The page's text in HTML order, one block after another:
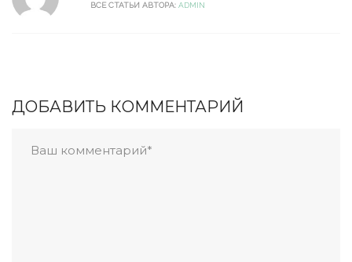
ВСЕ СТАТЬИ АВТОРА: ADMIN
ДОБАВИТЬ КОММЕНТАРИЙ